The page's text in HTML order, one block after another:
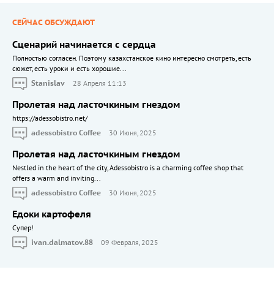
СЕЙЧАС ОБСУЖДАЮТ
Сценарий начинается с сердца
Полностью согласен. Поэтому казахстанское кино интересно смотреть, есть
сюжет, есть уроки и есть хорошие...
Stanislav
28 Апреля 11:13
Пролетая над ласточкиным гнездом
https://adessobistro.net/
adessobistro Coffee
30 Июня, 2025
Пролетая над ласточкиным гнездом
Nestled in the heart of the city, Adessobistro is a charming coffee shop that
offers a warm and inviting...
adessobistro Coffee
30 Июня, 2025
Едоки картофеля
Cупер!
ivan.dalmatov.88
09 Февраля, 2025